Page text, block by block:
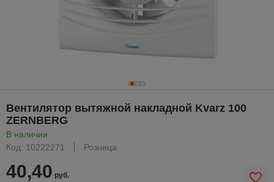
Вентилятор вытяжной накладной Kvarz 100
ZERNBERG
В наличии
Код: 10222271
Розница
40,40 руб.